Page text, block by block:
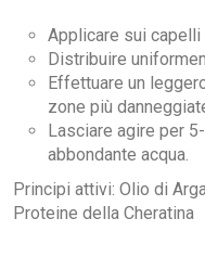
Applicare sui
Distribuire
Effettuare un
zone più
Lasciare agire per
abbondante acqua.
Principi attivi: Olio di
Proteine della Cheratina